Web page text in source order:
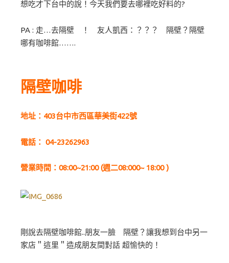
想吃才下台中的說！今天我們要去哪裡吃好料的?
PA : 走…去隔壁 ！ 友人凱西：？？？ 隔壁？隔壁
哪有咖啡館…….
隔壁咖啡
地址：403台中市西區華美街422號
電話： 04-23262963
營業時間：08:00~21:00 (週二08:000~ 18:00 )
剛說去隔壁咖啡館..朋友一臉 隔壁？讓我想到台中另一
家店＂這里＂造成朋友間對話 超愉快的！